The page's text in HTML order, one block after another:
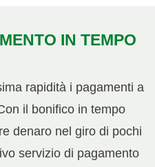
IN TEMPO
rapidità i pagamenti a
il bonifico in tempo
denaro nel giro di pochi
servizio di pagamento